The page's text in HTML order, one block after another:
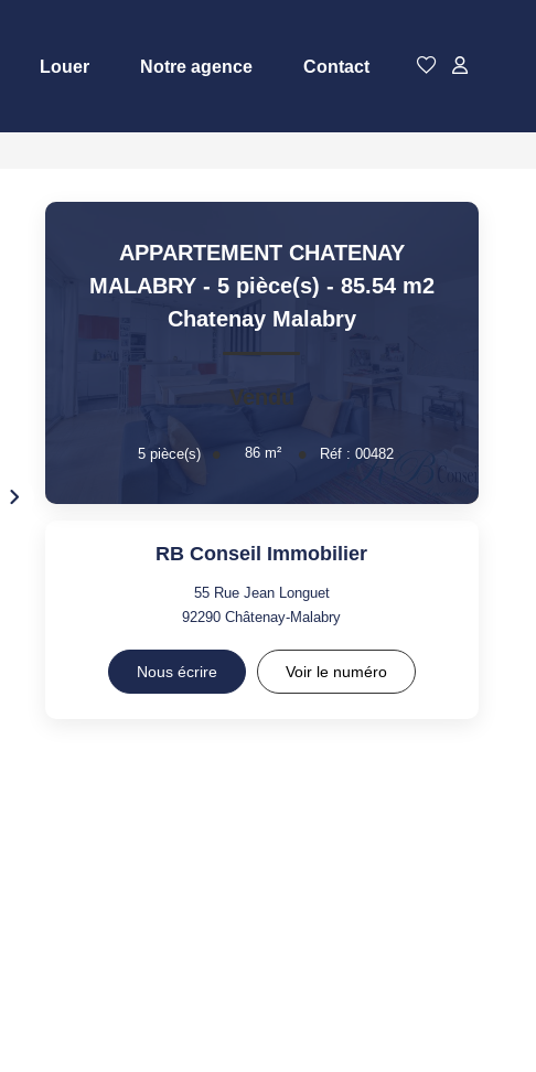
Louer Notre agence Contact
APPARTEMENT CHATENAY
MALABRY - 5 pièce(s) - 85.54 m2
Chatenay Malabry
Vendu
5pièce(s) 86m² Réf :00482
RB Conseil Immobilier
55 Rue Jean Longuet
92290Châtenay-Malabry
Nous écrire Voir le numéro